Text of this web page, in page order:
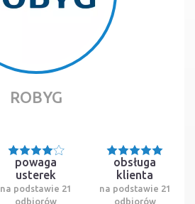
ROBYG
powaga
usterek
na podstawie 21
odbiorów
obsługa
klienta
na podstawie 21
odbiorów